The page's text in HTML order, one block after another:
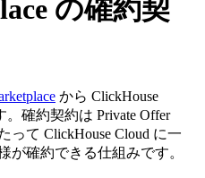
の確約契
から ClickHouse
確約契約は Private Offer
って ClickHouse Cloud に一
が確約できる仕組みです。